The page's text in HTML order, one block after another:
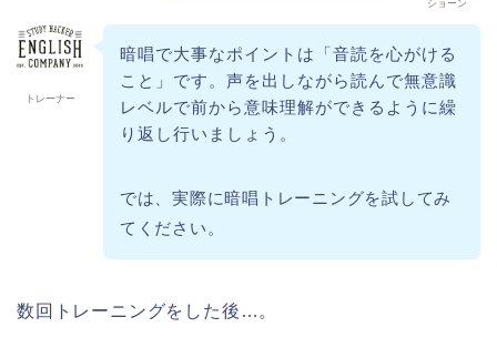
ショーン
トレーナー
暗唱で大事なポイントは「音読を心がける
こと」です。声を出しながら読んで無意識
レベルで前から意味理解ができるように繰
り返し行いましょう。
では、実際に暗唱トレーニングを試してみ
てください。
数回トレーニングをした後…。